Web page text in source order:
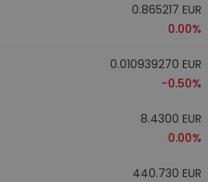
0.865217 EUR
0.00%
0.010939270 EUR
-0.50%
8.4300 EUR
0.00%
440.730 EUR